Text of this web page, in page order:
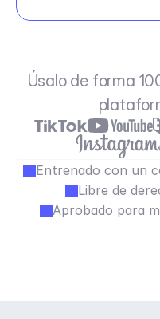
Úsalo de forma
Entrenado con un
Libre de
Aprobado para